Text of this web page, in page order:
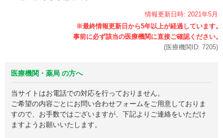
情報更新日時: 2021年5月
(医療機関ID: 7205)
医療機関・薬局 の方へ
当サイトはお電話での対応を行っておりません。
ご希望の内容ごとにお問い合わせフォームをご用意しておりま
すので、お手数ではございますが、下記よりご連絡をいただけ
ますようお願いいたします。